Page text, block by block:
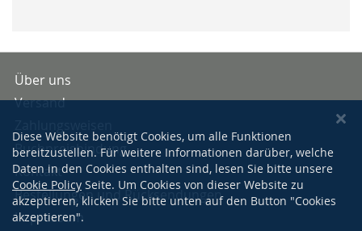
Über uns
Versand
Buchpreisbindung
Kontakt
Bestellungen und Rücksendungen
Impressum
Diese Website benötigt Cookies, um alle Funktionen
bereitzustellen. Für weitere Informationen darüber, welche
Daten in den Cookies enthalten sind, lesen Sie bitte unsere
Cookie Policy Seite. Um Cookies von dieser Website zu
akzeptieren, klicken Sie bitte unten auf den Button "Cookies
akzeptieren".